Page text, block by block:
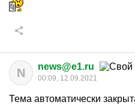
N news@e1.ru
00:09, 12.09.2021
Тема автоматически